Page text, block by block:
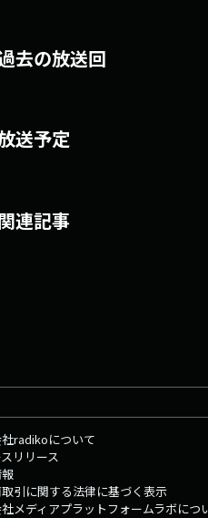
去の放送回
送予定
連記事
radikoについて
リリース
引に関する法律に基づく表示
メディアプラットフォームラボにつ